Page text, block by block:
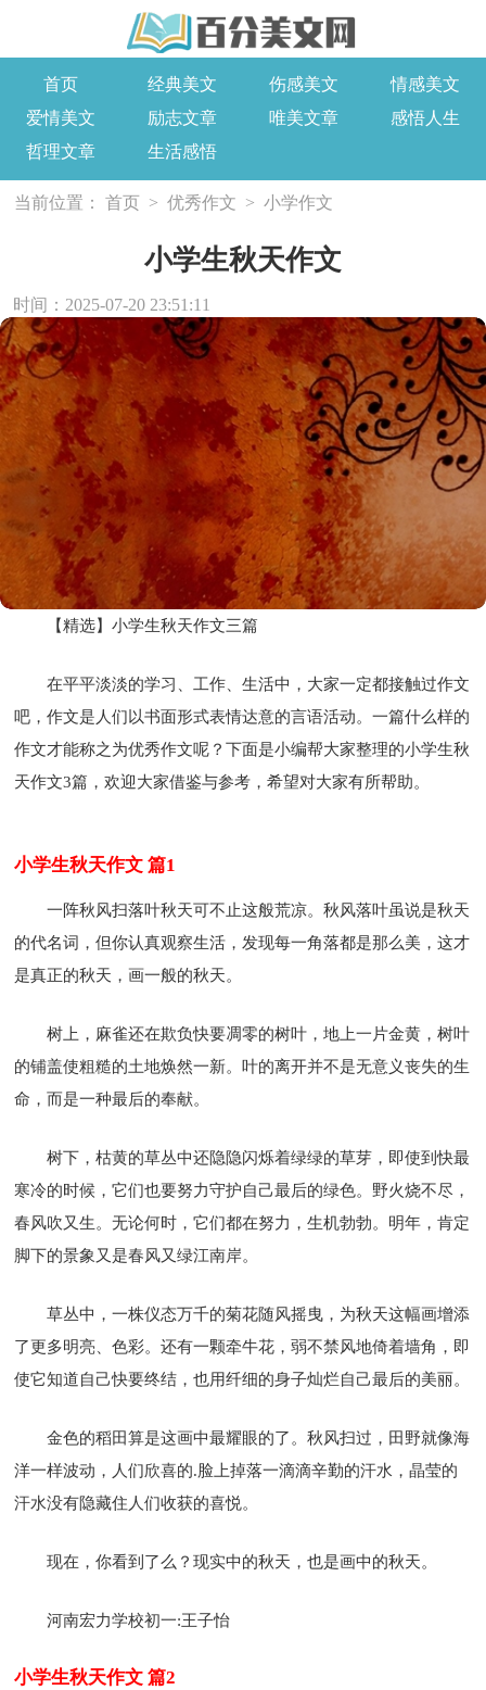
首页 经典美文 伤感美文
情感美文
爱情美文
励志文章 唯美文章
感悟人生
哲理文章
生活感悟
当前位置： 首页 > 优秀作文 > 小学作文
小学生秋天作文
时间：2025-07-20 23:51:11
【精选】小学生秋天作文三篇
在平平淡淡的学习、工作、生活中，大家一定都接触过作文
吧，作文是人们以书面形式表情达意的言语活动。一篇什么样的
作文才能称之为优秀作文呢？下面是小编帮大家整理的小学生秋
天作文3篇，欢迎大家借鉴与参考，希望对大家有所帮助。
小学生秋天作文 篇1
一阵秋风扫落叶秋天可不止这般荒凉。秋风落叶虽说是秋天
的代名词，但你认真观察生活，发现每一角落都是那么美，这才
是真正的秋天，画一般的秋天。
树上，麻雀还在欺负快要凋零的树叶，地上一片金黄，树叶
的铺盖使粗糙的土地焕然一新。叶的离开并不是无意义丧失的生
命，而是一种最后的奉献。
树下，枯黄的草丛中还隐隐闪烁着绿绿的草芽，即使到快最
寒冷的时候，它们也要努力守护自己最后的绿色。野火烧不尽，
春风吹又生。无论何时，它们都在努力，生机勃勃。明年，肯定
脚下的景象又是春风又绿江南岸。
草丛中，一株仪态万千的菊花随风摇曳，为秋天这幅画增添
了更多明亮、色彩。还有一颗牵牛花，弱不禁风地倚着墙角，即
使它知道自己快要终结，也用纤细的身子灿烂自己最后的美丽。
金色的稻田算是这画中最耀眼的了。秋风扫过，田野就像海
洋一样波动，人们欣喜的.脸上掉落一滴滴辛勤的汗水，晶莹的
汗水没有隐藏住人们收获的喜悦。
现在，你看到了么？现实中的秋天，也是画中的秋天。
河南宏力学校初一:王子怡
小学生秋天作文 篇2